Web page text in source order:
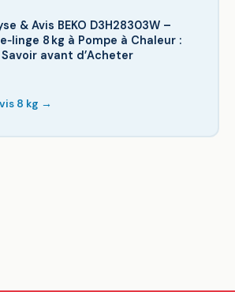
& Avis BEKO D3H28303W –
8 kg à Pompe à Chaleur :
avant d’Acheter
8 kg →